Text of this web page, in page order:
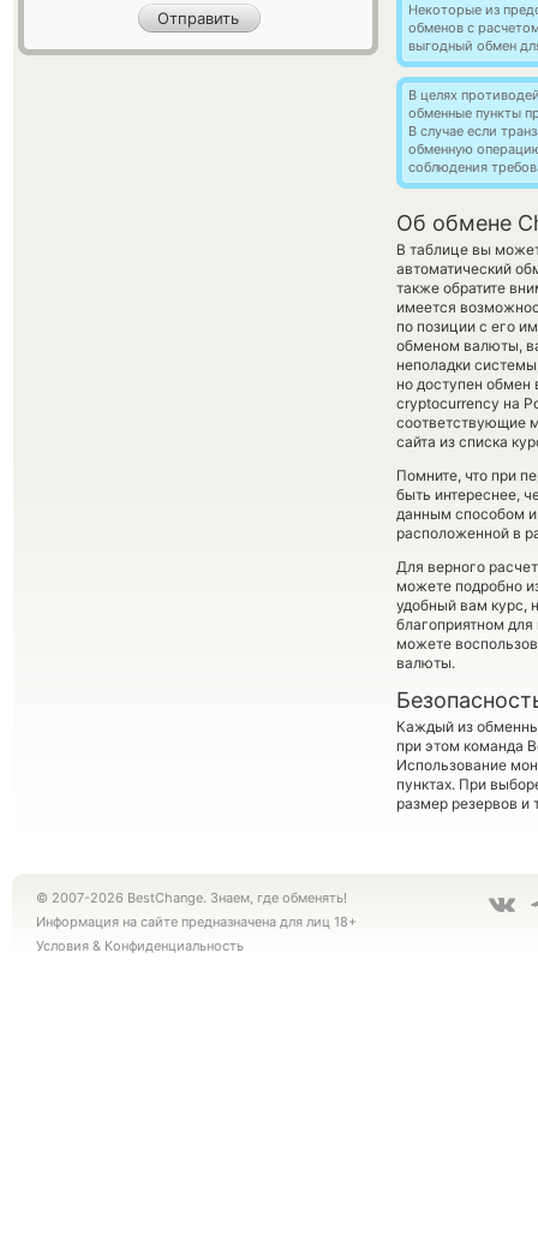
Некоторые из
обменов с
выгодный обмен
В целях
обменные пункты
В случае если
обменную
соблюдения
Об обмене
В таблице вы
автоматический
также обратите
имеется
по позиции с его
обменом валюты,
неполадки
но доступен
cryptocurrency на
соответствующие
сайта из списка
Помните, что при
быть интереснее,
данным способом и
расположенной в
Для верного
можете подробно
удобный вам курс,
благоприятном
можете
валюты.
Каждый из
при этом команда
Использование
пунктах. При
размер резервов и
© 2007-2026 BestChange. Знаем, где обменять!
Информация на сайте предназначена для лиц 18+
Условия & Конфиденциальность